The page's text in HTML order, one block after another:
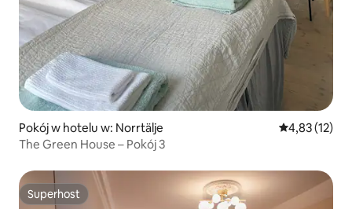
Pokój w hotelu w: Norrtälje Średnia
4,83 (12)
The Green House – Pokój 3
Superhost
Superhost